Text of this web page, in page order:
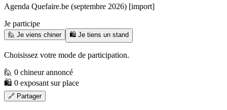
Agenda Quefaire.be (septembre 2026) [import]
Je participe
🙋 Je viens chiner 🛍️ Je tiens un stand
Choisissez votre mode de participation.
🙋 0 chineur annoncé
🛍️ 0 exposant sur place
🔗 Partager